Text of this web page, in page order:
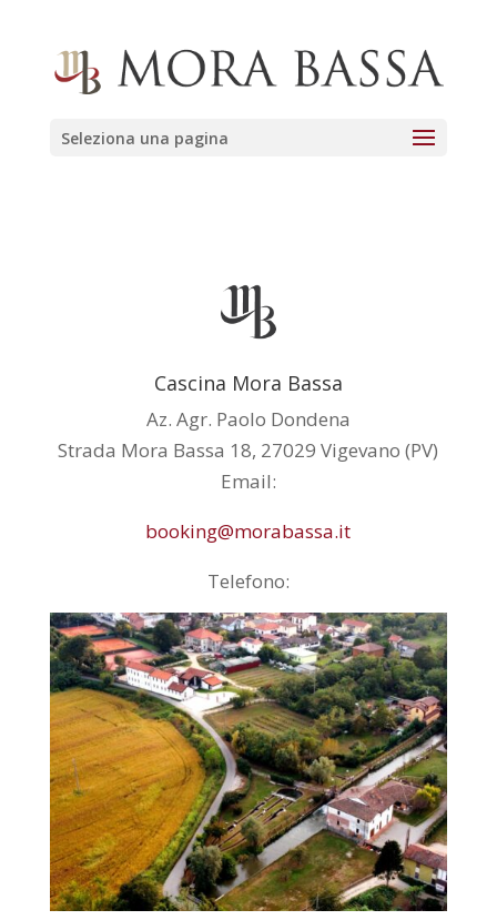
Seleziona una pagina
Cascina Mora Bassa
Az. Agr. Paolo Dondena
Strada Mora Bassa 18, 27029 Vigevano (PV)
Email:
booking@morabassa.it
Telefono:
+ 39 0381 1920685